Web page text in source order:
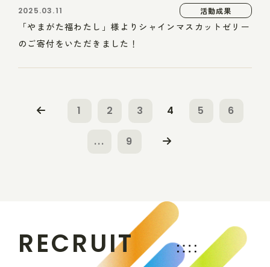
2025.03.11 活動成果
「やまがた福わたし」様よりシャインマスカットゼリー
のご寄付をいただきました！
1 2 3 4 5 6
... 9
RECRUIT